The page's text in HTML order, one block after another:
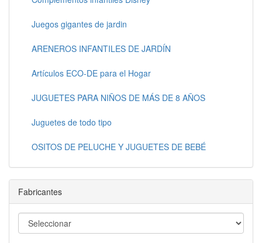
Juegos gigantes de jardin
ARENEROS INFANTILES DE JARDÍN
Artículos ECO-DE para el Hogar
JUGUETES PARA NIÑOS DE MÁS DE 8 AÑOS
Juguetes de todo tipo
OSITOS DE PELUCHE Y JUGUETES DE BEBÉ
Fabricantes